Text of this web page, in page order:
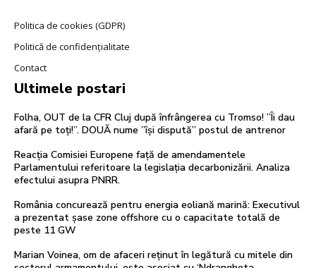
Politica de cookies (GDPR)
Politică de confidențialitate
Contact
Ultimele postari
Folha, OUT de la CFR Cluj după înfrângerea cu Tromso! ”Îi dau
afară pe toți!”. DOUĂ nume ”își dispută” postul de antrenor
Reacția Comisiei Europene față de amendamentele
Parlamentului referitoare la legislația decarbonizării. Analiza
efectului asupra PNRR.
România concurează pentru energia eoliană marină: Executivul
a prezentat șase zone offshore cu o capacitate totală de
peste 11 GW
Marian Voinea, om de afaceri reținut în legătură cu mitele din